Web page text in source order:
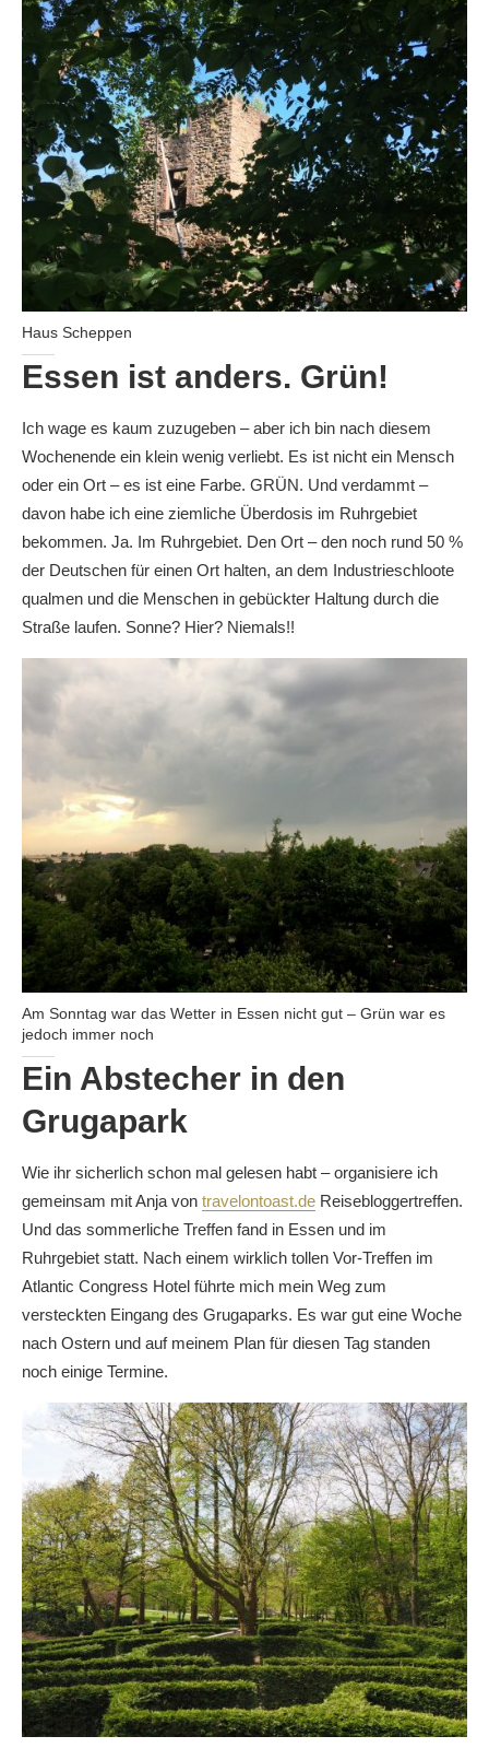
Haus Scheppen
Essen ist anders. Grün!
Ich wage es kaum zuzugeben – aber ich bin nach diesem
Wochenende ein klein wenig verliebt. Es ist nicht ein Mensch
oder ein Ort – es ist eine Farbe. GRÜN. Und verdammt –
davon habe ich eine ziemliche Überdosis im Ruhrgebiet
bekommen. Ja. Im Ruhrgebiet. Den Ort – den noch rund 50 %
der Deutschen für einen Ort halten, an dem Industrieschloote
qualmen und die Menschen in gebückter Haltung durch die
Straße laufen. Sonne? Hier? Niemals!!
Am Sonntag war das Wetter in Essen nicht gut – Grün war es
jedoch immer noch
Ein Abstecher in den
Grugapark
Wie ihr sicherlich schon mal gelesen habt – organisiere ich
gemeinsam mit Anja von travelontoast.de Reisebloggertreffen.
Und das sommerliche Treffen fand in Essen und im
Ruhrgebiet statt. Nach einem wirklich tollen Vor-Treffen im
Atlantic Congress Hotel führte mich mein Weg zum
versteckten Eingang des Grugaparks. Es war gut eine Woche
nach Ostern und auf meinem Plan für diesen Tag standen
noch einige Termine.